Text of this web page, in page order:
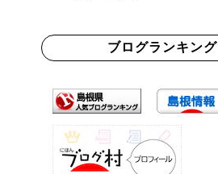
ブログランキング